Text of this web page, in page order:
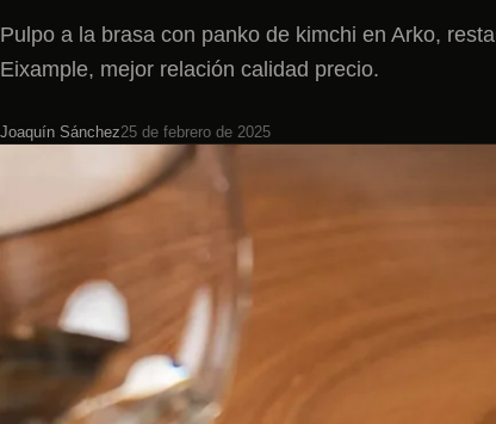
Pulpo a la brasa con panko de kimchi en Arko,
Eixample, mejor relación calidad precio.
Joaquín Sánchez25 de febrero de 2025